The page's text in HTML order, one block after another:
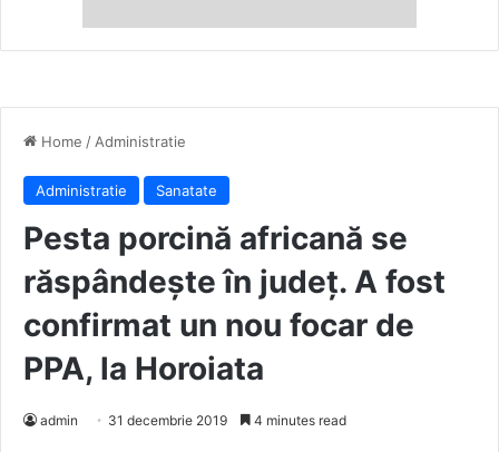
Home /Administratie
Administratie Sanatate
Pesta porcină africană se
răspândește în județ. A fost
confirmat un nou focar de
PPA, la Horoiata
admin 31 decembrie 2019 4 minutes read